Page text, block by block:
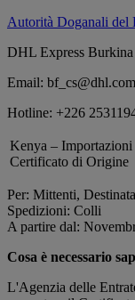
Autorità Doganali del
DHL Express Burkina
Email: bf_cs@dhl.com
Hotline: +226
Kenya – Importazioni
Certificato di Origine
Per: Mittenti,
Spedizioni: Colli
A partire dal:
Cosa è necessario
L'Agenzia delle